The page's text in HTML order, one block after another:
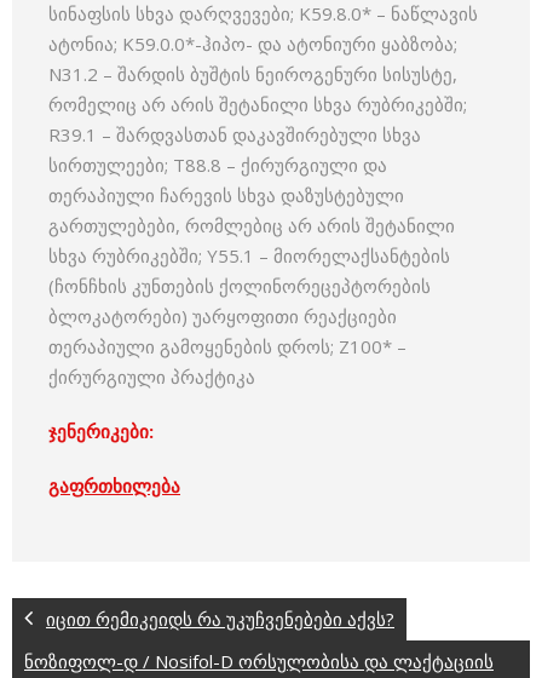
სინაფსის სხვა დარღვევები; K59.8.0* – ნაწლავის
ატონია; K59.0.0*-ჰიპო- და ატონიური ყაბზობა;
N31.2 – შარდის ბუშტის ნეიროგენური სისუსტე,
რომელიც არ არის შეტანილი სხვა რუბრიკებში;
R39.1 – შარდვასთან დაკავშირებული სხვა
სირთულეები; T88.8 – ქირურგიული და
თერაპიული ჩარევის სხვა დაზუსტებული
გართულებები, რომლებიც არ არის შეტანილი
სხვა რუბრიკებში; Y55.1 – მიორელაქსანტების
(ჩონჩხის კუნთების ქოლინორეცეპტორების
ბლოკატორები) უარყოფითი რეაქციები
თერაპიული გამოყენების დროს; Z100* –
ქირურგიული პრაქტიკა
ჯენერიკები:
გაფრთხილება
იცით რემიკეიდს რა უკუჩვენებები აქვს?
ნოზიფოლ-დ / Nosifol-D ორსულობისა და ლაქტაციის